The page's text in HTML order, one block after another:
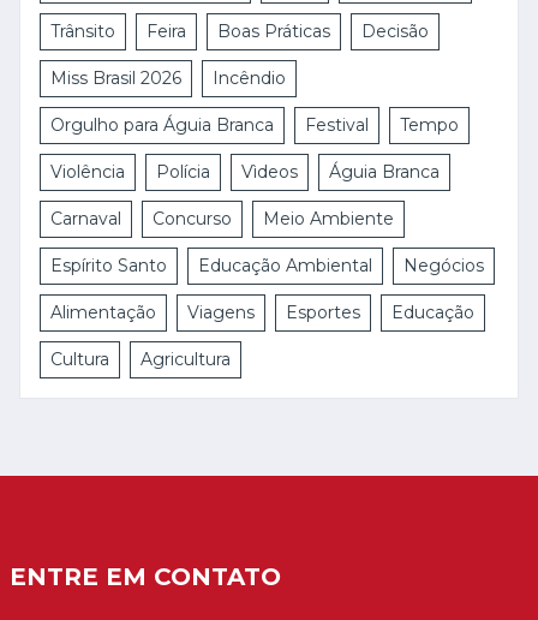
Trânsito Feira Boas Práticas Decisão
Miss Brasil 2026 Incêndio
Orgulho para Águia Branca Festival Tempo
Violência Polícia Vìdeos Águia Branca
Carnaval Concurso Meio Ambiente
Espírito Santo Educação Ambiental Negócios
Alimentação Viagens Esportes Educação
Cultura Agricultura
ENTRE EM CONTATO